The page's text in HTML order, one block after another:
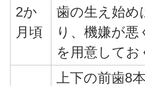
2か
月頃
歯の生え始め
り、機嫌が
を用意してお
上下の前歯8